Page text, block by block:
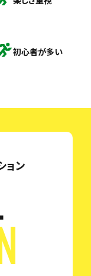
初心者が多い
ョン